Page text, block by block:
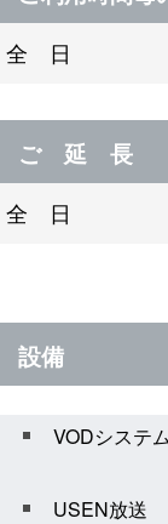
全 日
ご 延 長
全 日
設備
VODシステ
USEN放送